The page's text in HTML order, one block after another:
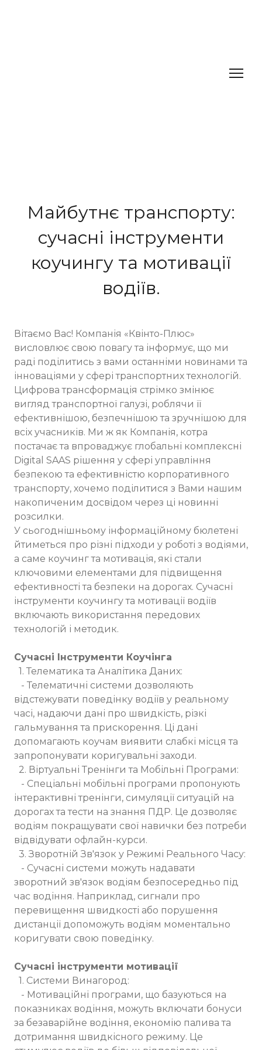
Майбутнє транспорту:
сучасні інструменти
коучингу та мотивації
водіїв.
Вітаємо Вас! Компанія «Квінто-Плюс»
висловлює свою повагу та інформує, що ми
раді поділитись з вами останніми новинами та
інноваціями у сфері транспортних технологій.
Цифрова трансформація стрімко змінює
вигляд транспортної галузі, роблячи її
ефективнішою, безпечнішою та зручнішою для
всіх учасників. Ми ж як Компанія, котра
постачає та впроваджує глобальні комплексні
Digital SAAS рішення у сфері управління
безпекою та ефективністю корпоративного
транспорту, хочемо поділитися з Вами нашим
накопиченим досвідом через ці новинні
розсилки.
У сьогоднішньому інформаційному бюлетені
йтиметься про різні підходи у роботі з водіями,
а саме коучинг та мотивація, які стали
ключовими елементами для підвищення
ефективності та безпеки на дорогах. Сучасні
інструменти коучингу та мотивації водіїв
включають використання передових
технологій і методик.
Сучасні Інструменти Коучінга
1. Телематика та Аналітика Даних:
- Телематичні системи дозволяють
відстежувати поведінку водіїв у реальному
часі, надаючи дані про швидкість, різкі
гальмування та прискорення. Ці дані
допомагають коучам виявити слабкі місця та
запропонувати коригувальні заходи.
2. Віртуальні Тренінги та Мобільні Програми:
- Спеціальні мобільні програми пропонують
інтерактивні тренінги, симуляції ситуацій на
дорогах та тести на знання ПДР. Це дозволяє
водіям покращувати свої навички без потреби
відвідувати офлайн-курси.
3. Зворотній Зв'язок у Режимі Реального Часу:
- Сучасні системи можуть надавати
зворотний зв'язок водіям безпосередньо під
час водіння. Наприклад, сигнали про
перевищення швидкості або порушення
дистанції допоможуть водіям моментально
коригувати свою поведінку.
Сучасні інструменти мотивації
1. Системи Винагород:
- Мотиваційні програми, що базуються на
показниках водіння, можуть включати бонуси
за безаварійне водіння, економію палива та
дотримання швидкісного режиму. Це